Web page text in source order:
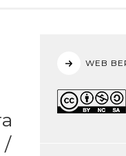
/
WEB